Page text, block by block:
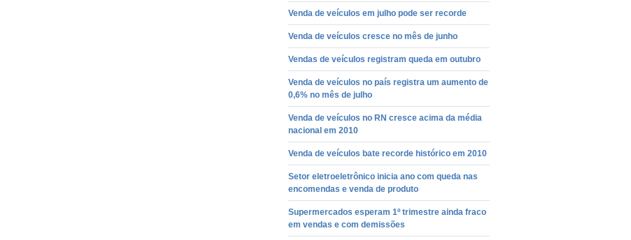
Venda de veículos em julho pode ser recorde
Venda de veículos cresce no mês de junho
Vendas de veículos registram queda em outubro
Venda de veículos no país registra um aumento de
0,6% no mês de julho
Venda de veículos no RN cresce acima da média
nacional em 2010
Venda de veículos bate recorde histórico em 2010
Setor eletroeletrônico inicia ano com queda nas
encomendas e venda de produto
Supermercados esperam 1º trimestre ainda fraco
em vendas e com demissões